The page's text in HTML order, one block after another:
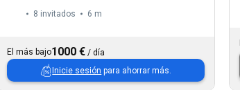
8 invitados 6 m
El más bajo1000 € / día
Inicie sesión para ahorrar más.